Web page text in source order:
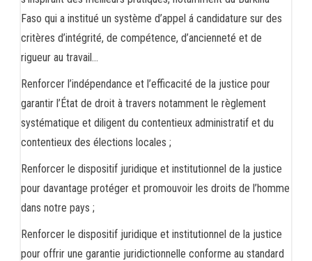
Faso qui a institué un système d’appel á candidature sur des
critères d’intégrité, de compétence, d’ancienneté et de
rigueur au travail…
Renforcer l’indépendance et l’efficacité de la justice pour
garantir l’État de droit à travers notamment le règlement
systématique et diligent du contentieux administratif et du
contentieux des élections locales ;
Renforcer le dispositif juridique et institutionnel de la justice
pour davantage protéger et promouvoir les droits de l’homme
dans notre pays ;
Renforcer le dispositif juridique et institutionnel de la justice
pour offrir une garantie juridictionnelle conforme au standard